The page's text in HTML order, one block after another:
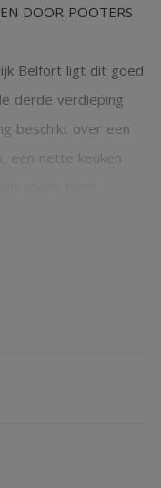
DOOR POOTERS
Belfort ligt dit goed
derde verdieping
beschikt over een
een nette keuken
raampartijen